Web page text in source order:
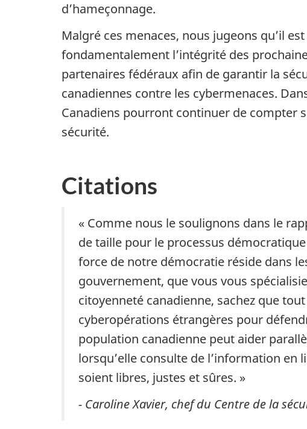
d’hameçonnage.
Malgré ces menaces, nous jugeons qu’il
fondamentalement l’intégrité des
partenaires fédéraux afin de garantir la
canadiennes contre les cybermenaces.
Canadiens pourront continuer de compter
sécurité.
Citations
« Comme nous le soulignons dans le
de taille pour le processus
force de notre démocratie réside dans
gouvernement, que vous vous
citoyenneté canadienne, sachez que
cyberopérations étrangères pour
population canadienne peut aider
lorsqu’elle consulte de l’information en
soient libres, justes et sûres. »
- Caroline Xavier, chef du Centre de la